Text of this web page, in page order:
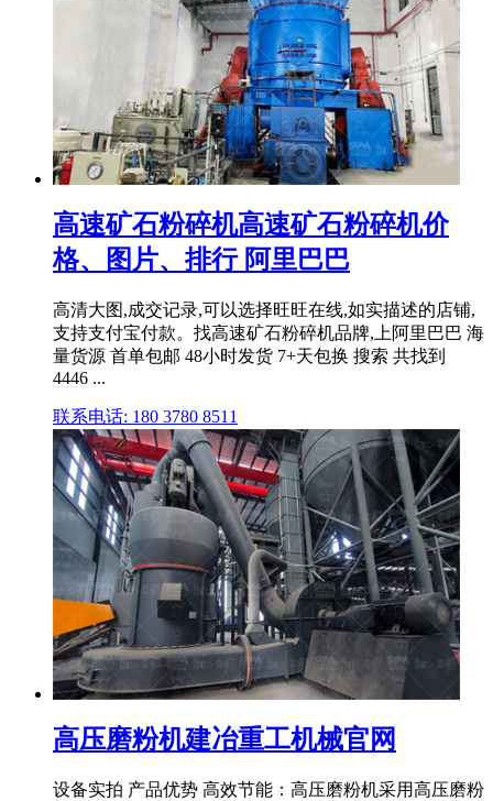
高速矿石粉碎机高速矿石粉碎机价
格、图片、排行 阿里巴巴
高清大图,成交记录,可以选择旺旺在线,如实描述的店铺,
支持支付宝付款。找高速矿石粉碎机品牌,上阿里巴巴 海
量货源 首单包邮 48小时发货 7+天包换 搜索 共找到
4446 ...
联系电话: 180 3780 8511
高压磨粉机建冶重工机械官网
设备实拍 产品优势 高效节能：高压磨粉机采用高压磨粉